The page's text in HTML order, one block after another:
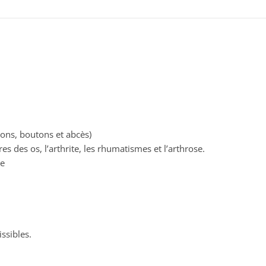
boutons et abcès)
des os, l’arthrite, les rhumatismes et l’arthrose.